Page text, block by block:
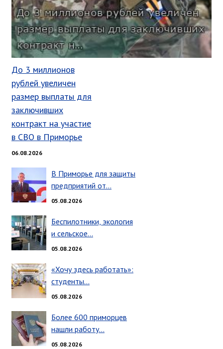
Глава МОГП
Отчёты главы
Первый заместитель
август 2026 г.
июль 2026 г.
июнь 2026 г.
май 2026 г.
февраль 2026 г.
ноябрь 2025 г.
октябрь 2025 г.
сентябрь 2025 г.
август 2025 г.
июль 2025 г.
июнь 2025 г.
апрель 2025 г.
март 2025 г.
До 3 миллионов
рублей увеличен
размер выплаты для
заключивших
контракт на участие
в СВО в Приморье
06.08.2026
В Приморье для защиты
предприятий от…
05.08.2026
Беспилотники, экология
и сельское…
05.08.2026
«Хочу здесь работать»:
студенты…
05.08.2026
Более 600 приморцев
нашли работу…
05.08.2026